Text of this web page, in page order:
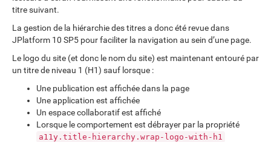
titre suivant.
La gestion de la hiérarchie des titres a donc été revue dans
JPlatform 10 SP5 pour faciliter la navigation au sein d’une page.
Le logo du site (et donc le nom du site) est maintenant entouré par
un titre de niveau 1 (H1) sauf lorsque :
Une publication est affichée dans la page
Une application est affichée
Un espace collaboratif est affiché
Lorsque le comportement est débrayer par la propriété
a11y.title-hierarchy.wrap-logo-with-h1